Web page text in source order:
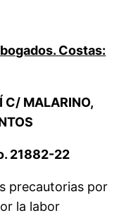
Costas:
C/ MALARINO,
21882-22
precautorias por
la labor